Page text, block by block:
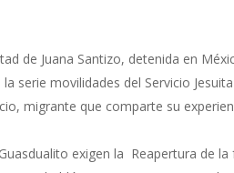
de Juana Santizo, detenida en
serie movilidades del Servicio
migrante que comparte su
exigen la Reapertura de